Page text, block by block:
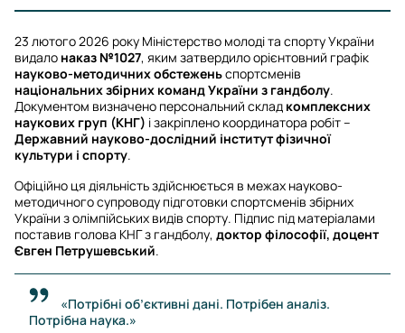
23 лютого 2026 року Міністерство молоді та спорту України
видало наказ №1027, яким затвердило орієнтовний графік
науково-методичних обстеженьспортсменів
національних збірних команд України з гандболу.
Документом визначено персональний склад комплексних
наукових груп (КНГ) і закріплено координатора робіт –
Державний науково-дослідний інститут фізичної
культури і спорту.
Офіційно ця діяльність здійснюється в межах науково-
методичного супроводу підготовки спортсменів збірних
України з олімпійських видів спорту. Підпис під матеріалами
поставив голова КНГ з гандболу, доктор філософії, доцент
Євген Петрушевський.
«Потрібні об’єктивні дані. Потрібен аналіз.
Потрібна наука.»